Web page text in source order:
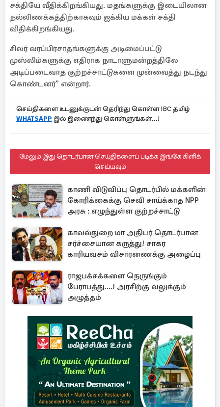
சக்தியே வீதிக்கிறங்கியது. மதங்களுக்கு இடையிலான
நல்லிணக்கத்திற்காகவும் ஐக்கிய மக்கள் சக்தி
விதிக்கிறங்கியது.
சிலர் வரப்பிரசாதங்களுக்கு அடிமைப்பட்டு
முஸ்லிம்களுக்கு எதிராக நாடாளுமன்றத்திலே
அடிப்படைவாத குற்றச்சாட்டுகளை முன்வைத்து நடந்து
கொண்டனர்” என்றார்.
செய்திகளை உடனுக்குடன் தெரிந்து கொள்ள IBC தமிழ்
WHATSAPP இல் இணைந்து கொள்ளுங்கள்...!
மேலும் இது தொடர்பான செய்திகளைப் படிக்க இங்கே கிளிக்
செய்யவும்
காணி விடுவிப்பு தொடர்பில் மக்களின்
கோரிக்கைக்கு செவி சாய்க்காத NPP
அரசு : எழுந்துள்ள குற்றச்சாட்டு
காவல்துறை மா அதிபர் தொடர்பான
சர்ச்சையான கருத்து! சாகர
காரியவசம் விசாரணைக்கு அழைப்பு
ராஜபக்சக்களை நெருங்கும்
பேராபத்து....! அரசிற்கு வலுக்கும்
அழுத்தம்